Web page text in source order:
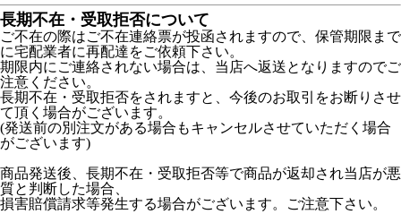
長期不在・受取拒否について
ご不在の際はご不在連絡票が投函されますので、保管期限まで
に宅配業者に再配達をご依頼下さい。
期限内にご連絡されない場合は、当店へ返送となりますのでご
注意ください。
長期不在・受取拒否をされますと、今後のお取引をお断りさせ
て頂く場合がございます。
(発送前の別注文がある場合もキャンセルさせていただく場合
がございます)
商品発送後、長期不在・受取拒否等で商品が返却され当店が悪
質と判断した場合、
損害賠償請求等発生する場合がございます。ご注意下さい。